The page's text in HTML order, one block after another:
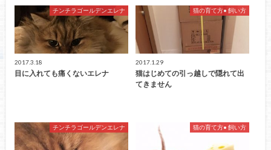
チンチラゴールデンエレナ
2017.3.18
目に入れても痛くないエレナ
猫の育て方• 飼い方
2017.1.29
猫はじめての引っ越しで隠れて出
てきません
チンチラゴールデンエレナ 猫の育て方• 飼い方